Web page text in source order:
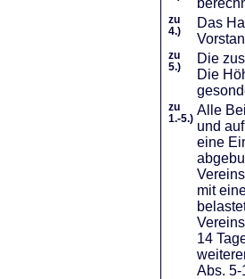
zu
4.)
Das
zu
5.)
Die
Die
zu
1.-5.)
Alle
und
eine
mit
14
Abs.